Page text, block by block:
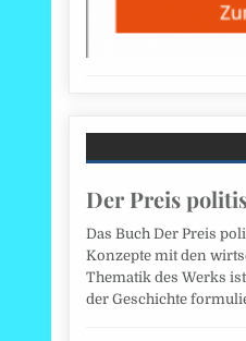
Der Preis
Das Buch Der Preis
Konzepte mit den
Thematik des Werks
der Geschichte